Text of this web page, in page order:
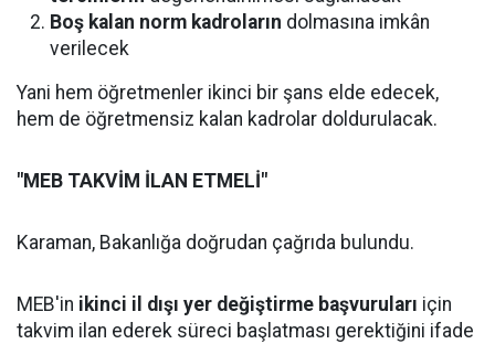
Boş kalan norm kadroların dolmasına imkân
verilecek
Yani hem öğretmenler ikinci bir şans elde edecek,
hem de öğretmensiz kalan kadrolar doldurulacak.
"MEB TAKVİM İLAN ETMELİ"
Karaman, Bakanlığa doğrudan çağrıda bulundu.
MEB'in ikinci il dışı yer değiştirme başvuruları için
takvim ilan ederek süreci başlatması gerektiğini ifade